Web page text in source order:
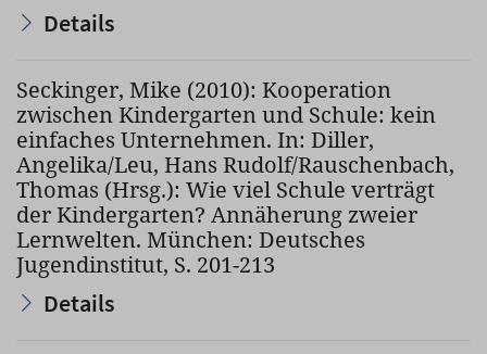
Details
Seckinger, Mike (2010): Kooperation
zwischen Kindergarten und Schule: kein
einfaches Unternehmen. In: Diller,
Angelika/Leu, Hans Rudolf/Rauschenbach,
Thomas (Hrsg.): Wie viel Schule verträgt
der Kindergarten? Annäherung zweier
Lernwelten. München: Deutsches
Jugendinstitut, S. 201-213
Details